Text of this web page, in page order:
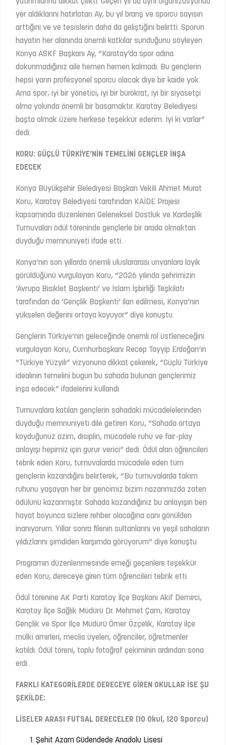
yer aldıklarını hatırlatan Ay, bu yıl branş ve sporcu sayısın
arttığını ve ve tesislerin daha da geliştiğini belirtti. Sporun
hayatın her alanında önemli katkılar sunduğunu söyleyen
Konya ASKF Başkanı Ay, “Karatay’da spor adına
dokunmadığınız aile hemen hemen kalmadı. Bu gençlerin
hepsi yarın profesyonel sporcu olacak diye bir kaide yok.
Ama spor; iyi bir yönetici, iyi bir bürokrat, iyi bir siyasetçi
olma yolunda önemli bir basamaktır. Karatay Belediyesi
başta olmak üzere herkese teşekkür ederim. İyi ki varlar”
dedi.
KORU: GÜÇLÜ TÜRKİYE’NİN TEMELİNİ GENÇLER İNŞA
EDECEK
Konya Büyükşehir Belediyesi Başkan Vekili Ahmet Murat
Koru, Karatay Belediyesi tarafından KAİDE Projesi
kapsamında düzenlenen Geleneksel Dostluk ve Kardeşlik
Turnuvaları ödül töreninde gençlerle bir arada olmaktan
duyduğu memnuniyeti ifade etti.
Konya’nın son yıllarda önemli uluslararası unvanlara layık
görüldüğünü vurgulayan Koru, “2026 yılında şehrimizin
‘Avrupa Bisiklet Başkenti’ ve İslam İşbirliği Teşkilatı
tarafından da ‘Gençlik Başkenti’ ilan edilmesi, Konya’nın
yükselen değerini ortaya koyuyor” diye konuştu.
Gençlerin Türkiye’nin geleceğinde önemli rol üstleneceğini
vurgulayan Koru, Cumhurbaşkanı Recep Tayyip Erdoğan’ın
“Türkiye Yüzyılı” vizyonuna dikkat çekerek, “Güçlü Türkiye
idealinin temelini bugün bu sahada bulunan gençlerimiz
inşa edecek” ifadelerini kullandı.
Turnuvalara katılan gençlerin sahadaki mücadelelerinden
duyduğu memnuniyeti dile getiren Koru, “Sahada ortaya
koyduğunuz azim, disiplin, mücadele ruhu ve fair-play
anlayışı hepimiz için gurur verici” dedi. Ödül alan öğrencileri
tebrik eden Koru, turnuvalarda mücadele eden tüm
gençlerin kazandığını belirterek, “Bu turnuvalarda takım
ruhunu yaşayan her bir gencimiz bizim nazarımızda zaten
ödülünü kazanmıştır. Sahada kazandığınız bu anlayışın ben
hayat boyunca sizlere rehber olacağına canı gönülden
inanıyorum. Yıllar sonra filenin sultanlarını ve yeşil sahaların
yıldızlarını şimdiden karşımda görüyorum” diye konuştu.
Programın düzenlenmesinde emeği geçenlere teşekkür
eden Koru, dereceye giren tüm öğrencileri tebrik etti.
Ödül törenine AK Parti Karatay İlçe Başkanı Akif Demirci,
Karatay İlçe Sağlık Müdürü Dr. Mehmet Çam, Karatay
Gençlik ve Spor İlçe Müdürü Ömer Özçelik, Karatay ilçe
mülki amirleri, meclis üyeleri, öğrenciler, öğretmenler
katıldı. Ödül töreni, toplu fotoğraf çekiminin ardından sona
erdi.
FARKLI KATEGORİLERDE DERECEYE GİREN OKULLAR İSE ŞU
ŞEKİLDE:
LİSELER ARASI FUTSAL DERECELER (10 Okul, 120 Sporcu)
Şehit Azam Güdendede Anadolu Lisesi